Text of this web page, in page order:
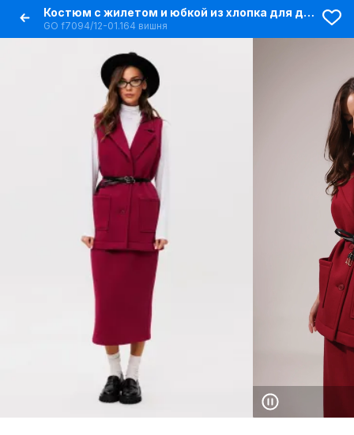
Костюм с жилетом и юбкой из хлопка для демисезона
GO f7094/12-01.164 вишня